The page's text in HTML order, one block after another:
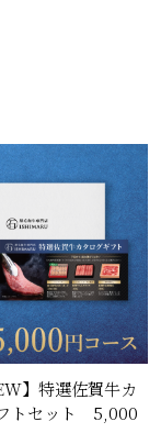
】特選佐賀牛カ
トセット 5,000